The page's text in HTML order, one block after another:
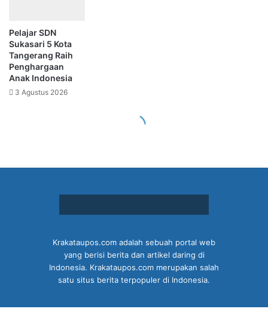
Krakataupos.com adalah sebuah portal web
yang berisi berita dan artikel daring di
Indonesia. Krakataupos.com merupakan salah
satu situs berita terpopuler di Indonesia.